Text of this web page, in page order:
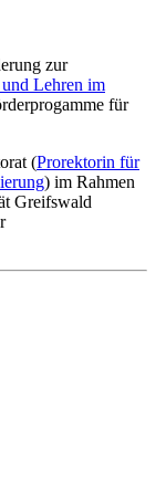
zur
Lehren im
für
(Prorektorin für
) im Rahmen
Greifswald